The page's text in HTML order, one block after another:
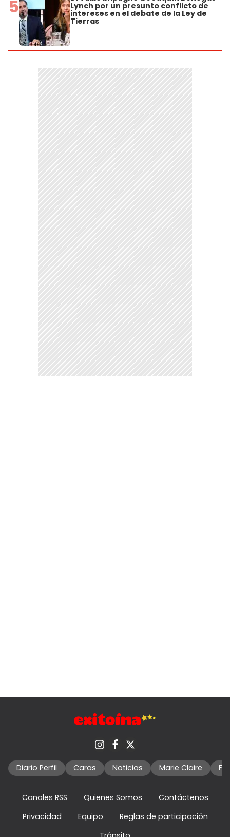
5 Lynch por un presunto conflicto de
intereses en el debate de la Ley de
Tierras
Diario Perfil Caras Noticias Marie Claire
Canales RSS Quienes Somos
Contáctenos
Privacidad
Equipo
Reglas de participación